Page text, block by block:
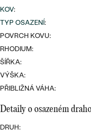
Wave
PODLE TVARU
NA MÍRU
DIAMANTY
prsteny
KOV:
TYP OSAZENÍ:
POVRCH KOVU:
RHODIUM:
ŠÍŘKA:
VÝŠKA:
PŘIBLIŽNÁ VÁHA:
Detaily o osazeném
DRUH: